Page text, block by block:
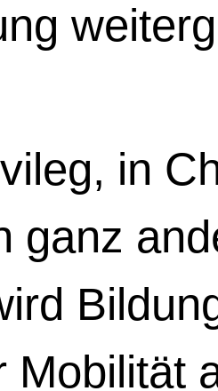
in
ganz
Mobilität